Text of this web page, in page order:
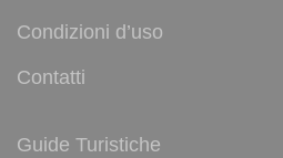
Condizioni d’uso
Contatti
Guide Turistiche